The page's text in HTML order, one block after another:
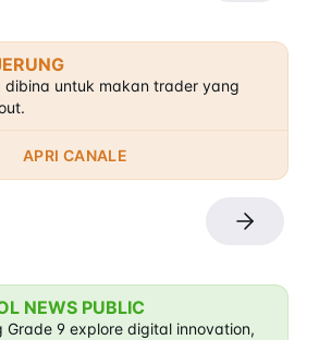
dibina untuk makan trader yang
APRI CANALE
NEWS PUBLIC
Grade 9 explore digital innovation,